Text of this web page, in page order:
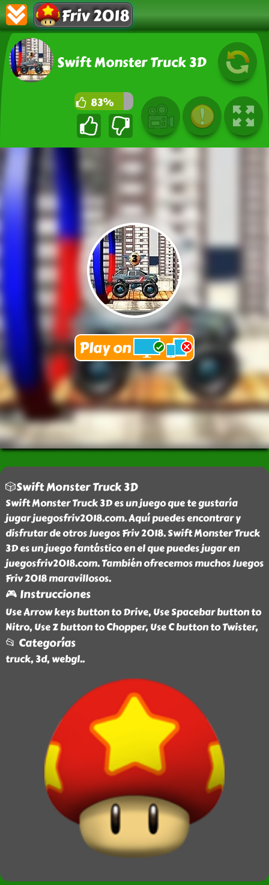
Friv 2018
Swift Monster Truck 3D
83%
🎲Swift Monster Truck 3D
Swift Monster Truck 3D es un juego que te gustaría
jugar juegosfriv2018.com. Aquí puedes encontrar y
disfrutar de otros Juegos Friv 2018. Swift Monster Truck
3D es un juego fantástico en el que puedes jugar en
juegosfriv2018.com. También ofrecemos muchos Juegos
Friv 2018 maravillosos.
🎮 Instrucciones
Use Arrow keys button to Drive, Use Spacebar button to
Nitro, Use Z button to Chopper, Use C button to Twister,
📂 Categorías
truck, 3d, webgl..